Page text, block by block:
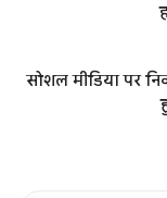
सोशल मीडिया पर